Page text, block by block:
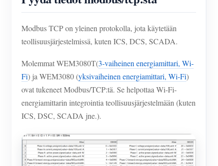
Modbus TCP on yleinen protokolla, jota käytetään
teollisuusjärjestelmissä, kuten ICS, DCS, SCADA.
Molemmat WEM3080T(3-vaiheinen energiamittari, Wi-
Fi) ja WEM3080 (yksivaiheinen energiamittari, Wi-Fi)
ovat tukeneet Modbus/TCP:tä. Se helpottaa Wi-Fi-
energiamittarin integrointia teollisuusjärjestelmään (kuten
ICS, DSC, SCADA jne.).